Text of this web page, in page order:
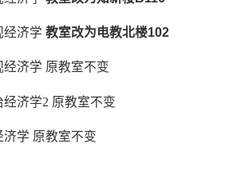
经济学 教室改为电教北楼102
济学 原教室不变
济学2 原教室不变
济学 原教室不变